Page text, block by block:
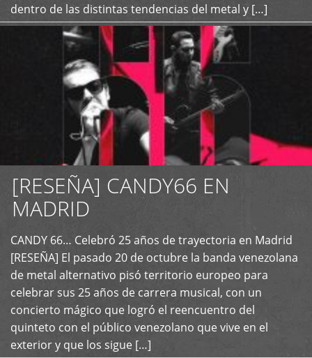
dentro de las distintas tendencias del metal y […]
[RESEÑA] CANDY66 EN
MADRID
CANDY 66… Celebró 25 años de trayectoria en Madrid
[RESEÑA] El pasado 20 de octubre la banda venezolana
de metal alternativo pisó territorio europeo para
celebrar sus 25 años de carrera musical, con un
concierto mágico que logró el reencuentro del
quinteto con el público venezolano que vive en el
exterior y que los sigue […]
+